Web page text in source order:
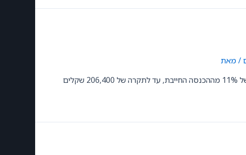
/ מאת
כשאתם מפרשים לפנסיה אתם זכאים, נכון לשנת 2017, לשתי סוכריות. הסוכרייה הראשונה היא ניכוי מס בשיעור של 11% מההכנסה החייבת, עד לתקרה של 206,400 שקלים